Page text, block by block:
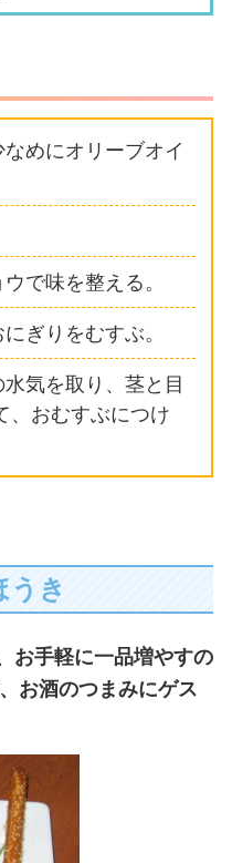
めにオリーブオイ
で味を整える。
ぎりをむすぶ。
気を取り、茎と目
、おむすぶにつけ
うき
お手軽に一品増やすの
お酒のつまみにゲス